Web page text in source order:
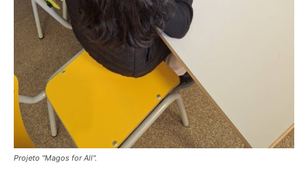
Projeto "Magos for All".